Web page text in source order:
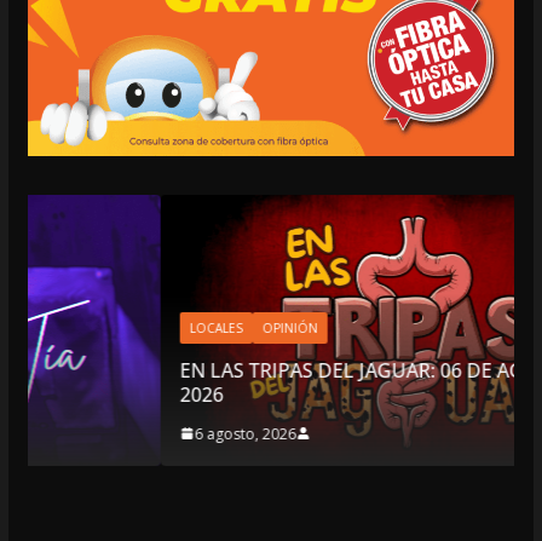
LOCALES OPINIÓN
EN LAS TRIPAS DEL JAGUAR: 06 DE AGOSTO DE
2026
6 agosto, 2026